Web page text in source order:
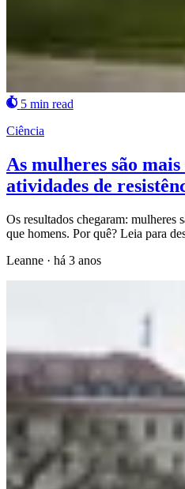
5 min read
Ciência
As mulheres são
atividades de
Os resultados chegaram: mulheres
que homens. Por quê? Leia para
Leanne · há 3 anos